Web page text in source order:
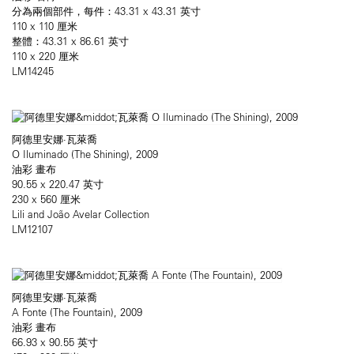
分為兩個部件，每件：43.31 x 43.31 英寸
110 x 110 厘米
整體：43.31 x 86.61 英寸
110 x 220 厘米
LM14245
阿德里安娜·瓦萊喬
O Iluminado (The Shining), 2009
油彩 畫布
90.55 x 220.47 英寸
230 x 560 厘米
Lili and João Avelar Collection
LM12107
阿德里安娜·瓦萊喬
A Fonte (The Fountain), 2009
油彩 畫布
66.93 x 90.55 英寸